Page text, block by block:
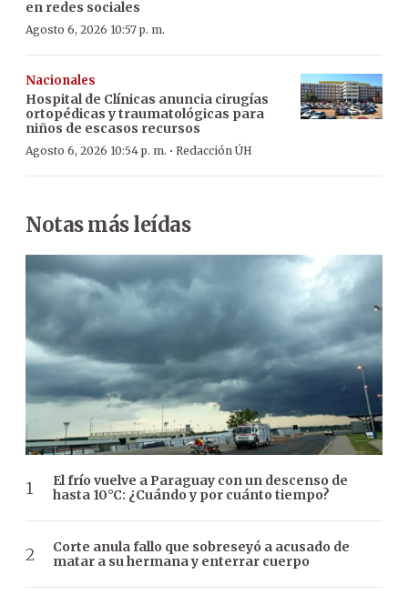
en redes sociales
Agosto 6, 2026 10:57 p. m.
Nacionales
Hospital de Clínicas anuncia cirugías
ortopédicas y traumatológicas para
niños de escasos recursos
Agosto 6, 2026 10:54 p. m. · Redacción ÚH
Notas más leídas
El frío vuelve a Paraguay con un descenso de
hasta 10°C: ¿Cuándo y por cuánto tiempo?
Corte anula fallo que sobreseyó a acusado de
matar a su hermana y enterrar cuerpo